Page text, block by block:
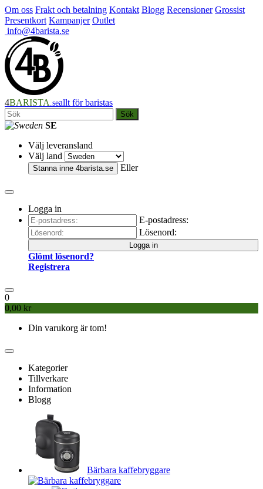
Om oss Frakt och betalning Kontakt Blogg Recensioner Grossist
Presentkort Kampanjer Outlet
info@4barista.se
4BARISTA .seallt för baristas
Sök
SE
Välj leveransland
Välj land
Stanna inne 4barista.se Eller
Logga in
E-postadress:
Lösenord:
Logga in
Glömt lösenord?
Registrera
0
0,00 kr
Din varukorg är tom!
Kategorier
Tillverkare
Information
Blogg
Bärbara kaffebryggare